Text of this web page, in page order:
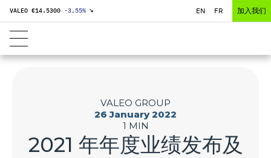
VALEO €14.5300 -3,55% ↘ EN FR 加入我们
VALEO GROUP
26 January 2022
1 MIN
2021 年年度业绩发布及